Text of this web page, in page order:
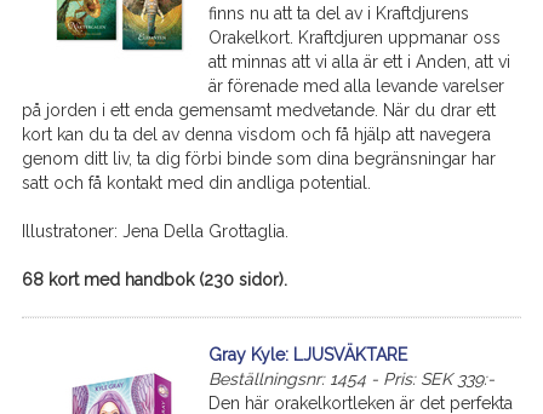
finns nu att ta del av i Kraftdjurens
Orakelkort. Kraftdjuren uppmanar oss
att minnas att vi alla är ett i Anden, att vi
är förenade med alla levande varelser
på jorden i ett enda gemensamt medvetande. När du drar ett
kort kan du ta del av denna visdom och få hjälp att navegera
genom ditt liv, ta dig förbi binde som dina begränsningar har
satt och få kontakt med din andliga potential.
Illustratoner: Jena Della Grottaglia.
68 kort med handbok (230 sidor).
Gray Kyle: LJUSVÄKTARE
Beställningsnr: 1454 - Pris: SEK 339:-
Den här orakelkortleken är det perfekta